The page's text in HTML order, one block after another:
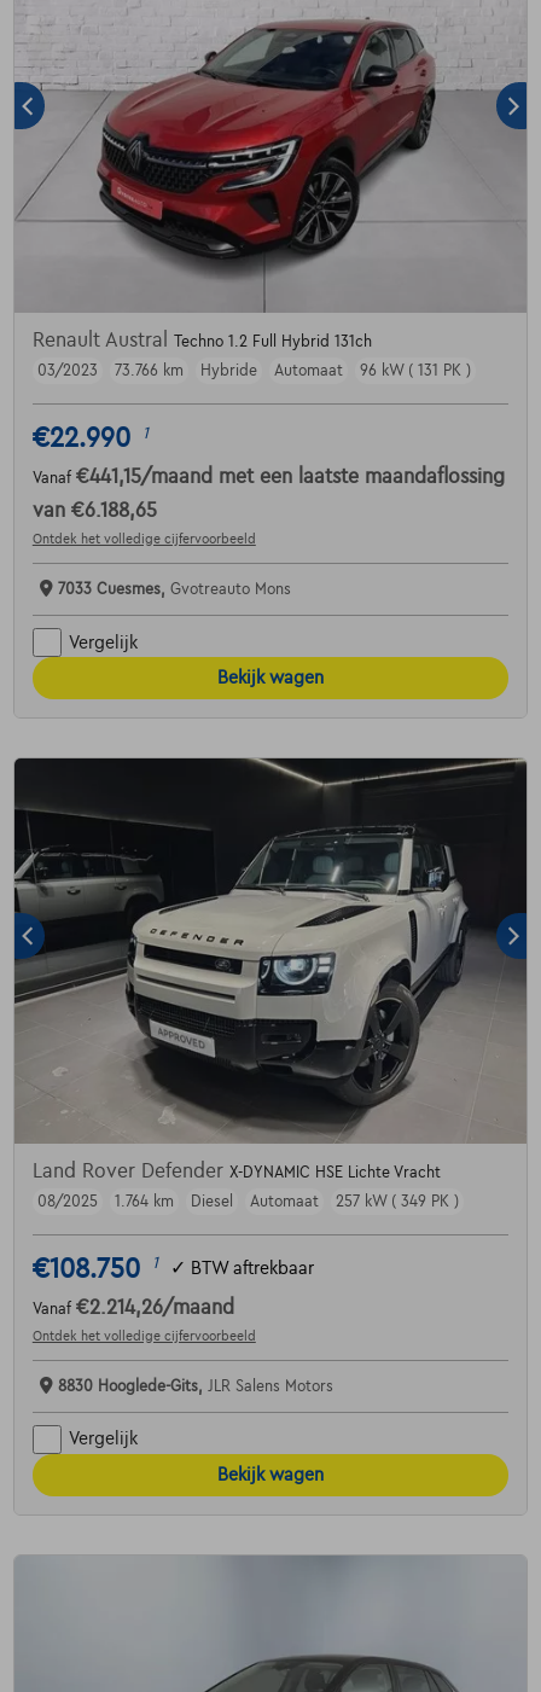
Renault Austral
Techno 1.2 Full Hybrid 131ch
03/2023
73.766 km Hybride Automaat 96 kW ( 131 PK )
€22.990 1
Vanaf €441,15/maand met een laatste maandaflossing
van €6.188,65
Ontdek het volledige cijfervoorbeeld
7033 Cuesmes, Gvotreauto Mons
Vergelijk
Bekijk wagen
Land Rover Defender X-DYNAMIC HSE Lichte Vracht
08/2025
1.764 km Diesel Automaat 257 kW ( 349 PK )
€108.750 1 ✓ BTW aftrekbaar
Vanaf €2.214,26/maand
Ontdek het volledige cijfervoorbeeld
8830 Hooglede-Gits, JLR Salens Motors
Vergelijk
Bekijk wagen